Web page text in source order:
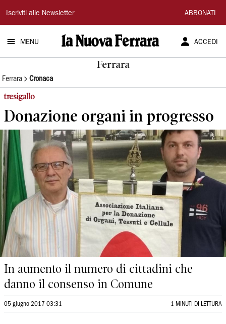
La
Nuova
Ferrara
Iscriviti alle Newsletter ABBONATI
MENU ACCEDI
Ferrara
Ferrara Cronaca
tresigallo
Donazione organi in progresso
In aumento il numero di cittadini che
danno il consenso in Comune
05 giugno 2017 03:31 1 MINUTI DI LETTURA